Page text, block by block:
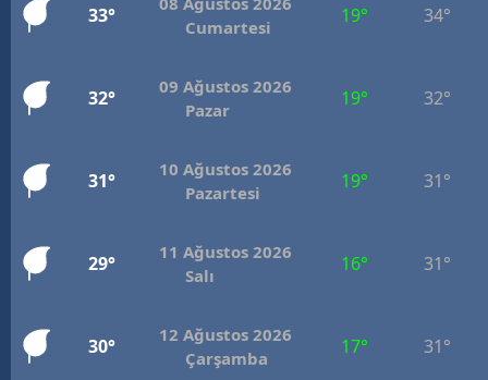
33°
Cumartesi
19° 34°
32°
09 Ağustos 2026
Pazar
19° 32°
31°
10 Ağustos 2026
Pazartesi
19° 31°
29°
11 Ağustos 2026
Salı
16° 31°
30°
12 Ağustos 2026
Çarşamba
17° 31°